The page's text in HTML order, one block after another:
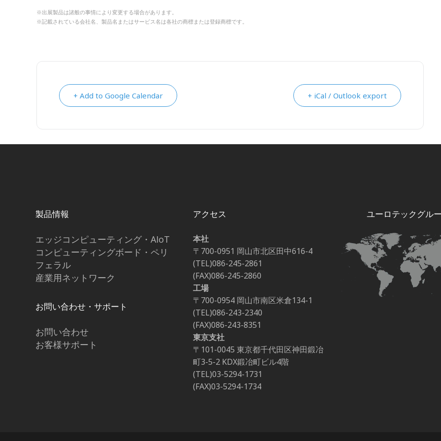
※出展製品は諸般の事情により変更する場合があります。
※記載されている会社名、製品名またはサービス名は各社の商標または登録商標です。
+ Add to Google Calendar + iCal / Outlook export
製品情報
エッジコンピューティング・AIoT
コンピューティングボード・ペリ
フェラル
産業用ネットワーク
お問い合わせ・サポート
お問い合わせ
お客様サポート
アクセス
本社
〒700-0951 岡山市北区田中616-4
(TEL)086-245-2861
(FAX)086-245-2860
工場
〒700-0954 岡山市南区米倉134-1
(TEL)086-243-2340
(FAX)086-243-8351
東京支社
〒101-0045 東京都千代田区神田鍛冶
町3-5-2 KDX鍛冶町ビル4階
(TEL)03-5294-1731
(FAX)03-5294-1734
ユーロテックグル